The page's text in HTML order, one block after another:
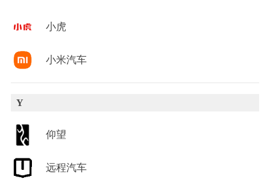
小虎
小米汽车
Y
仰望
远程汽车